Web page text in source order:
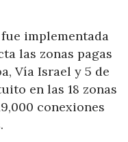
fue implementada
las zonas pagas
Vía Israel y 5 de
en las 18 zonas
conexiones